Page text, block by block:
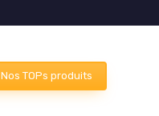
Nos TOPs produits